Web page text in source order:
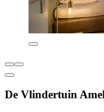
De Vlindertuin